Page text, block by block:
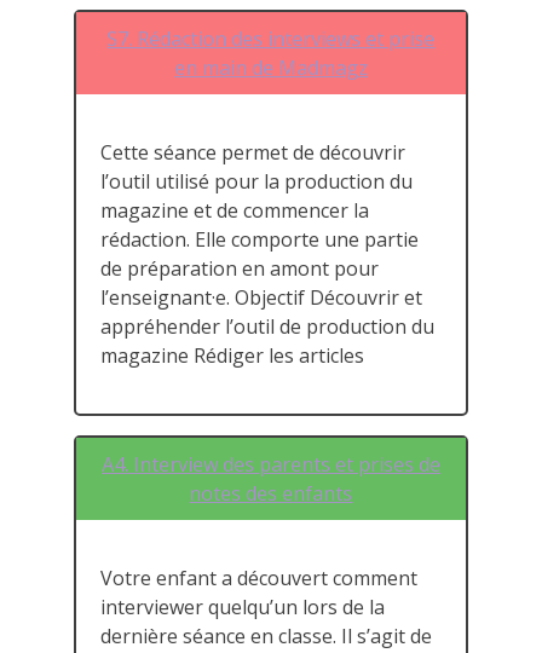
S7. Rédaction des interviews et prise
en main de Madmagz
Cette séance permet de découvrir
l’outil utilisé pour la production du
magazine et de commencer la
rédaction. Elle comporte une partie
de préparation en amont pour
l’enseignant·e. Objectif Découvrir et
appréhender l’outil de production du
magazine Rédiger les articles
A4. Interview des parents et prises de
notes des enfants
Votre enfant a découvert comment
interviewer quelqu’un lors de la
dernière séance en classe. Il s’agit de